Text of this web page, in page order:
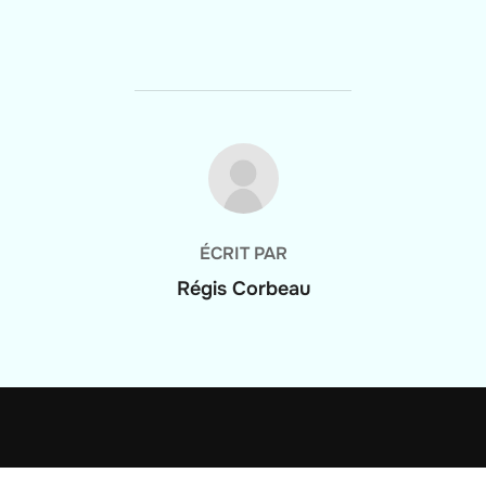
AUTEUR DE LA PUBLICATION
ÉCRIT PAR
Régis Corbeau